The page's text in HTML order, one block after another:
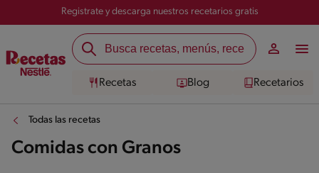
Registrate y descarga nuestros recetarios gratis
Recetas Blog Recetarios
Todas las recetas
Comidas con Granos